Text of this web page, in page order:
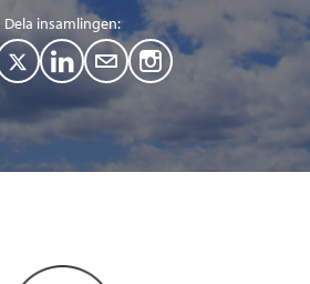
Dela insamlingen:
T
L
i
M
a
i